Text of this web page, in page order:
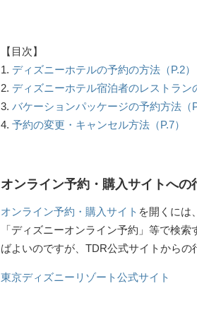
【目次】
1. ディズニーホテルの予約の方法（P.2）
2. ディズニーホテル宿泊者のレストラン
3. バケーションパッケージの予約方法（
4. 予約の変更・キャンセル方法（P.7）
オンライン予約・購入サイトへの
オンライン予約・購入サイト を開くには
「ディズニーオンライン予約」等で検
ばよいのですが、TDR公式サイトからの
東京ディズニーリゾート公式サイト